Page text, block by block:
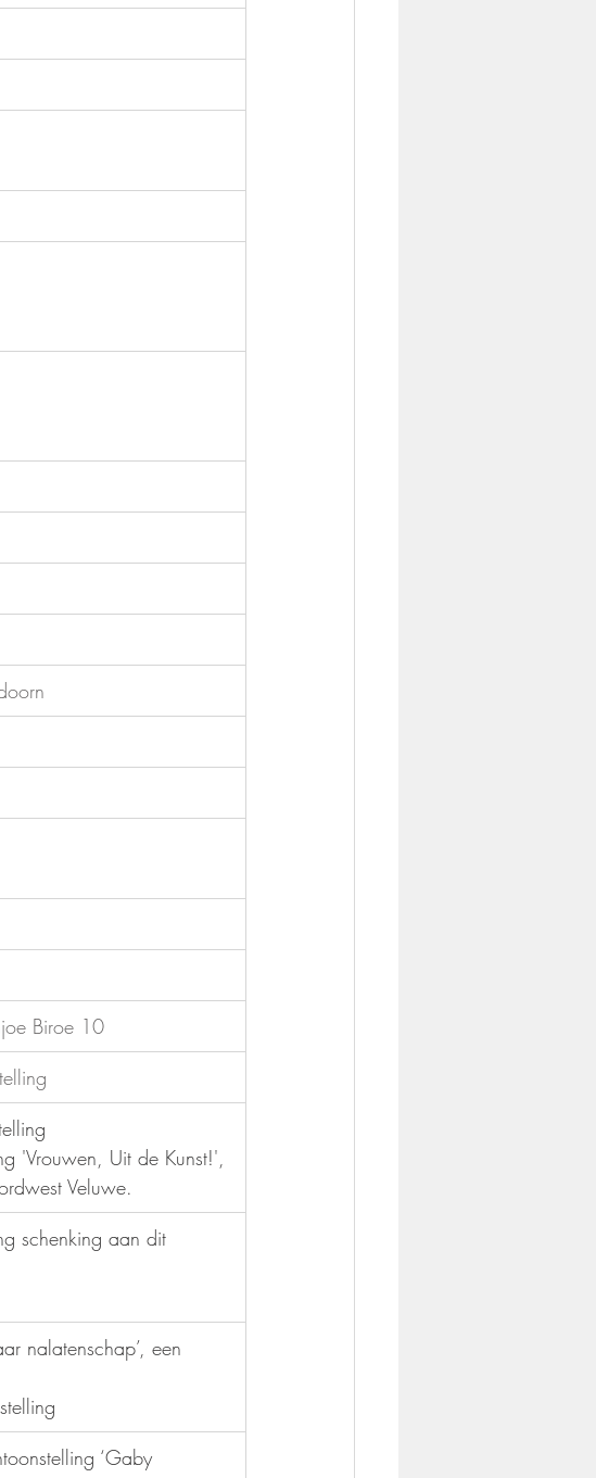
Biroe 10
'Vrouwen, Uit de Kunst!',
Veluwe.
schenking aan dit
nalatenschap’, een
‘Gaby